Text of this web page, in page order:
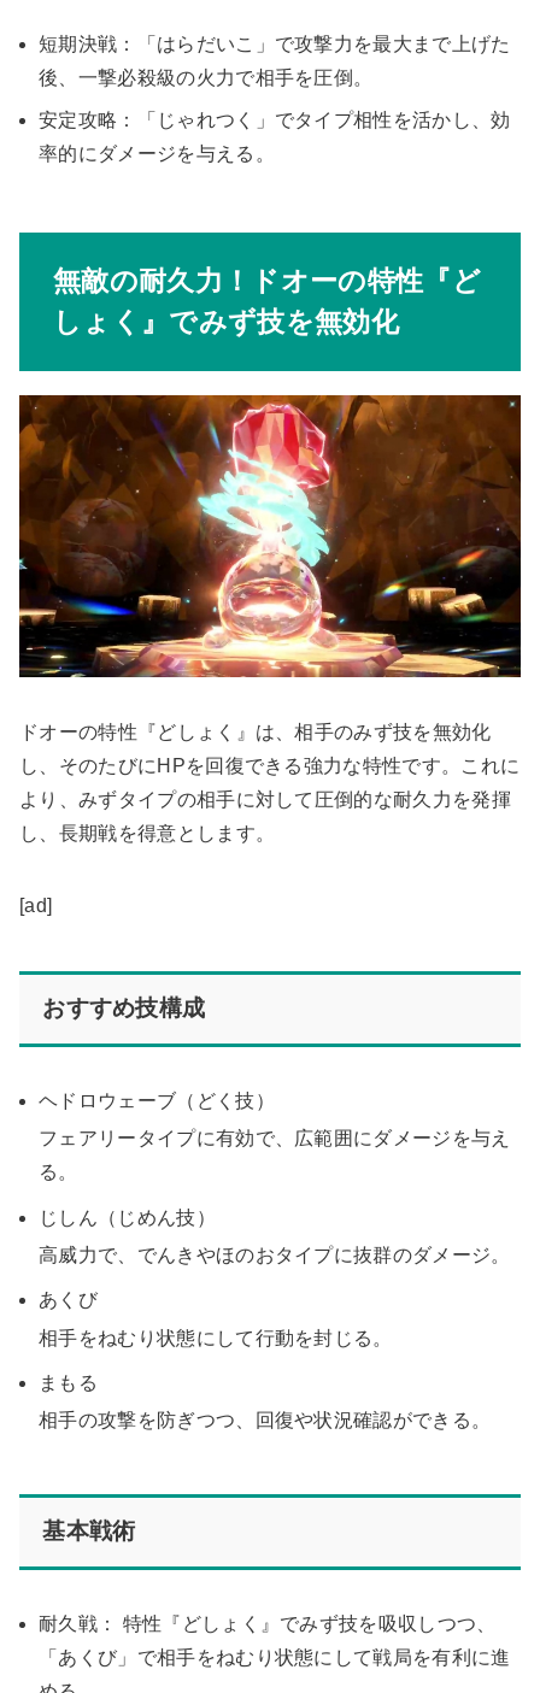
短期決戦：「はらだいこ」で攻撃力を最大まで上げた
後、一撃必殺級の火力で相手を圧倒。
安定攻略：「じゃれつく」でタイプ相性を活かし、効
率的にダメージを与える。
無敵の耐久力！ドオーの特性『ど
しょく』でみず技を無効化
ドオーの特性『どしょく』は、相手のみず技を無効化
し、そのたびにHPを回復できる強力な特性です。これに
より、みずタイプの相手に対して圧倒的な耐久力を発揮
し、長期戦を得意とします。
[ad]
おすすめ技構成
ヘドロウェーブ（どく技）
フェアリータイプに有効で、広範囲にダメージを与え
る。
じしん（じめん技）
高威力で、でんきやほのおタイプに抜群のダメージ。
あくび
相手をねむり状態にして行動を封じる。
まもる
相手の攻撃を防ぎつつ、回復や状況確認ができる。
基本戦術
耐久戦： 特性『どしょく』でみず技を吸収しつつ、
「あくび」で相手をねむり状態にして戦局を有利に進